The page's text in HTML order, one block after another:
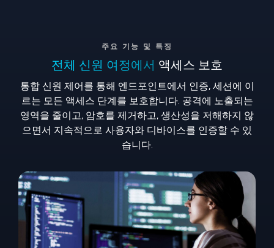
주요 기능 및 특징
전체 신원 여정에서 액세스 보호
통합 신원 제어를 통해 엔드포인트에서 인증, 세션에 이
르는 모든 액세스 단계를 보호합니다. 공격에 노출되는
영역을 줄이고, 암호를 제거하고, 생산성을 저해하지 않
으면서 지속적으로 사용자와 디바이스를 인증할 수 있
습니다.